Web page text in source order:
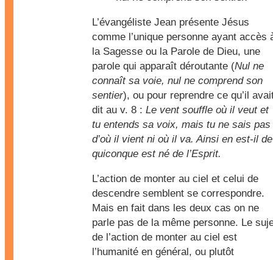
L’évangéliste Jean présente Jésus
comme l’unique personne ayant accès
la Sagesse ou la Parole de Dieu, une
parole qui apparaît déroutante (Nul ne
connaît sa voie, nul ne comprend son
sentier), ou pour reprendre ce qu’il
dit au v. 8 : Le vent souffle où il veut et
tu entends sa voix, mais tu ne sais pas
d’où il vient ni où il va. Ainsi en est-il de
quiconque est né de l’Esprit.
L’action de monter au ciel et celui de
descendre semblent se correspondre.
Mais en fait dans les deux cas on ne
parle pas de la même personne. Le
de l’action de monter au ciel est
l’humanité en général, ou plutôt